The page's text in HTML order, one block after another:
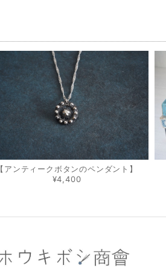
【アンティークボタンのペンダント】
¥4,400